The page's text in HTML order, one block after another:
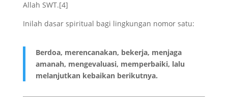
Allah SWT.[4]
Inilah dasar spiritual bagi lingkungan nomor satu:
Berdoa, merencanakan, bekerja, menjaga
amanah, mengevaluasi, memperbaiki, lalu
melanjutkan kebaikan berikutnya.